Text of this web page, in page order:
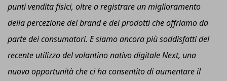
punti vendita fisici, oltre a registrare un miglioramento
della percezione del brand e dei prodotti che offriamo da
parte dei consumatori. E siamo ancora più soddisfatti del
recente utilizzo del volantino nativo digitale Next, una
nuova opportunità che ci ha consentito di aumentare il